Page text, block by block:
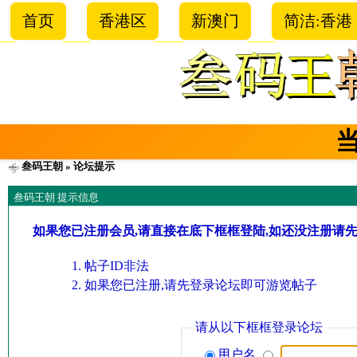
首页 香港区 新澳门 简洁:香港
叁码王朝 » 论坛提示
叁码王朝 提示信息
如果您已注册会员,请直接在底下框框登陆,如还没注册请
帖子ID非法
如果您已注册,请先登录论坛即可游览帖子
请从以下框框登录论坛
用户名